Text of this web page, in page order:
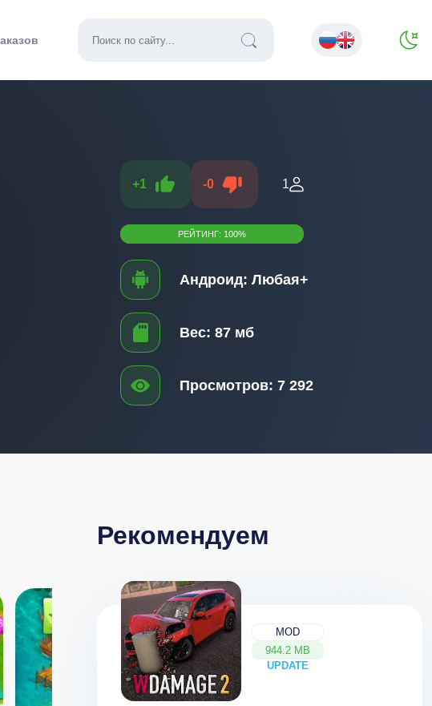
+1 -0 1
РЕЙТИНГ: 100%
Андроид: Любая+
Вес: 87 мб
Просмотров: 7 292
Рекомендуем
MOD
944.2 MB
UPDATE
NEW